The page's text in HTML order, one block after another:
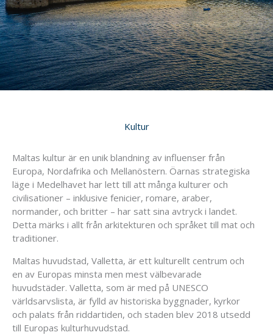
Kultur
Maltas kultur är en unik blandning av influenser från
Europa, Nordafrika och Mellanöstern. Öarnas strategiska
läge i Medelhavet har lett till att många kulturer och
civilisationer – inklusive fenicier, romare, araber,
normander, och britter – har satt sina avtryck i landet.
Detta märks i allt från arkitekturen och språket till mat och
traditioner.
Maltas huvudstad, Valletta, är ett kulturellt centrum och
en av Europas minsta men mest välbevarade
huvudstäder. Valletta, som är med på UNESCO
världsarvslista, är fylld av historiska byggnader, kyrkor
och palats från riddartiden, och staden blev 2018 utsedd
till Europas kulturhuvudstad.